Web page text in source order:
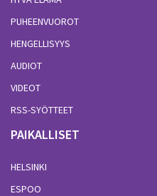
PUHEENVUOROT
HENGELLISYYS
AUDIOT
VIDEOT
RSS-SYÖTTEET
PAIKALLISET
HELSINKI
ESPOO